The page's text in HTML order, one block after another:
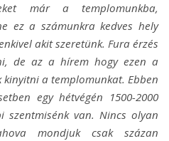
már a templomunkba,
ez a számunkra kedves hely
akit szeretünk. Fura érzés
de az a hírem hogy ezen a
a templomunkat. Ebben
egy hétvégén 1500-2000
van. Nincs olyan
mondjuk csak százan